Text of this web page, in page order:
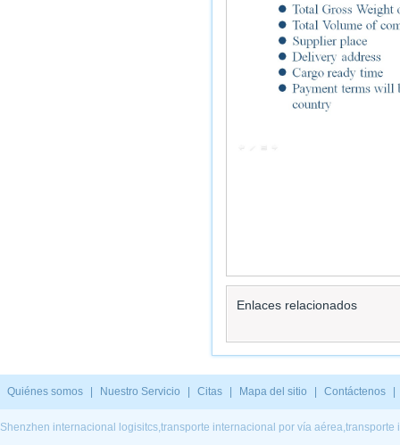
Enlaces relacionados
Quiénes somos Nuestro Servicio Citas Mapa del sitio Contáctenos
Shenzhen internacional logisitcs,transporte internacional por vía